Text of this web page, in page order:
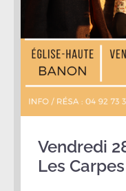
Vendredi
Les